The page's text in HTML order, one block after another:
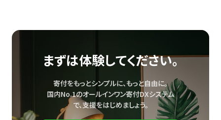
まずは体験してください。
寄付をもっとシンプルに、もっと自由に。
国内No.1のオールインワン寄付DXシステム
で、支援をはじめましょう。